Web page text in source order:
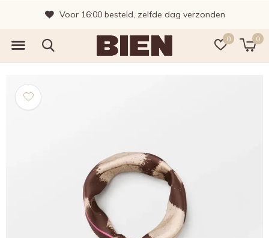
0 0
Voor 16:00 besteld, zelfde dag verzonden